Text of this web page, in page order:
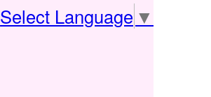
Select Language ▼